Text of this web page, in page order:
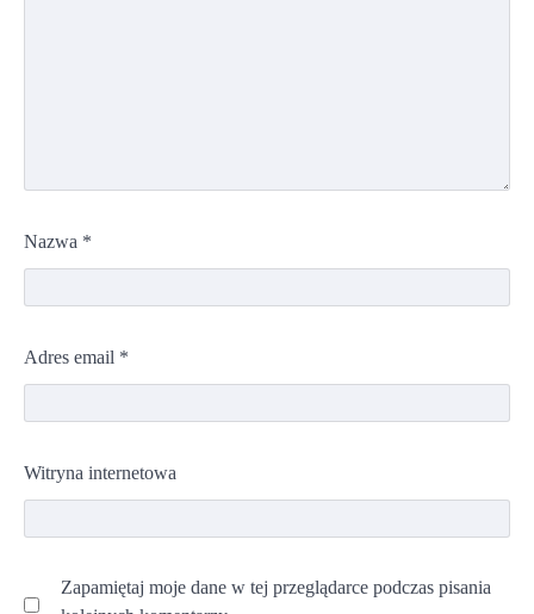
Nazwa *
Adres email *
Witryna internetowa
Zapamiętaj moje dane w tej przeglądarce podczas pisania